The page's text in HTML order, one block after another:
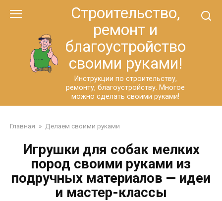
Строительство,
ремонт и
благоустройство
своими руками!
Инструкции по строительству,
ремонту, благоустройству. Многое
можно сделать своими руками!
Главная » Делаем своими руками
Игрушки для собак мелких
пород своими руками из
подручных материалов — идеи
и мастер-классы